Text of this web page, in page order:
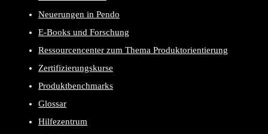
Neuerungen in Pendo
E-Books und Forschung
Ressourcencenter zum Thema Produktorientierung
Zertifizierungskurse
Produktbenchmarks
Glossar
Hilfezentrum